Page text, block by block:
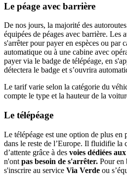
Le péage avec barrière
De nos jours, la majorité des
équipées de péages avec barrière. Les
s'arrêter pour payer en espèces ou par
automatique ou à une cabine avec
payer via le badge de télépéage, en
détectera le badge et s’ouvrira
Le tarif varie selon la catégorie du
compte le type et la hauteur de la
Le télépéage
Le télépéage est une option de plus en
dans le reste de l’Europe. Il fluidifie la
d’attente grâce à des voies dédiées
n'ont pas besoin de s'arrêter. Pour en
s'inscrire au service Via Verde ou